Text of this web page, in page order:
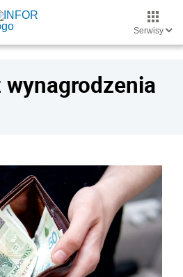
Serwisy
wynagrodzenia